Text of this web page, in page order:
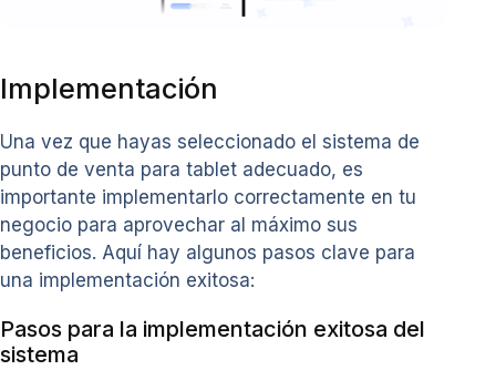
Implementación
Una vez que hayas seleccionado el sistema de
punto de venta para tablet adecuado, es
importante implementarlo correctamente en tu
negocio para aprovechar al máximo sus
beneficios. Aquí hay algunos pasos clave para
una implementación exitosa:
Pasos para la implementación exitosa del
sistema